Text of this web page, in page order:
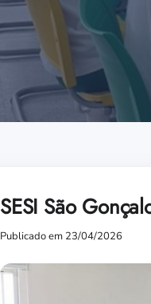
SESI São
Publicado em 23/04/2026